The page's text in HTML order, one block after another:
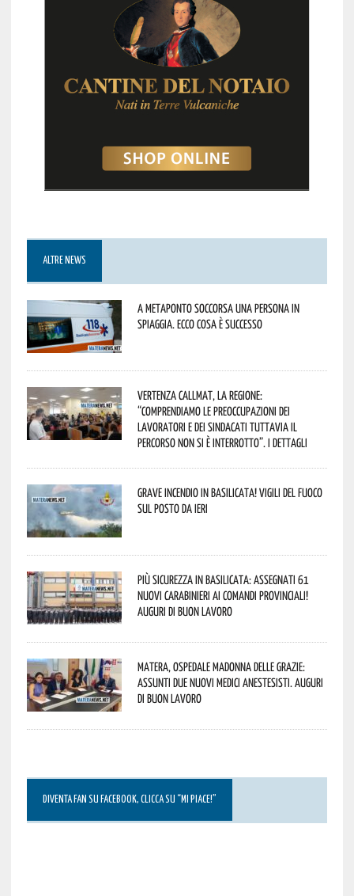
ALTRE NEWS
A Metaponto soccorsa una persona in
spiaggia. Ecco cosa è successo
Vertenza CallMat, la Regione:
“comprendiamo le preoccupazioni dei
lavoratori e dei sindacati tuttavia il
percorso non si è interrotto”. I dettagli
Grave incendio in Basilicata! Vigili del fuoco
sul posto da ieri
Più sicurezza in Basilicata: assegnati 61
nuovi Carabinieri ai Comandi provinciali!
Auguri di buon lavoro
Matera, Ospedale Madonna delle Grazie:
assunti due nuovi medici anestesisti. Auguri
di buon lavoro
DIVENTA FAN SU FACEBOOK, CLICCA SU “MI PIACE!”